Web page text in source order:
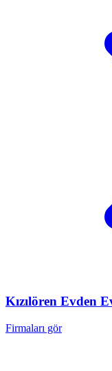
Kızılören Evden
Firmaları gör